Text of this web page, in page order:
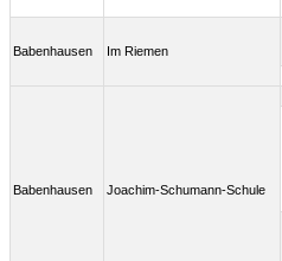
Babenhausen Im Riemen
Babenhausen Joachim-Schumann-Schule